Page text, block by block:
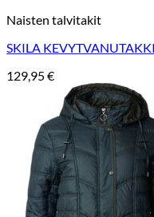
Naisten talvitakit
SKILA
129,95€